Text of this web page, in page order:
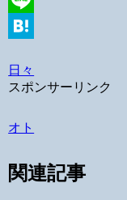
Line
日々
スポンサーリンク
オト
関連記事